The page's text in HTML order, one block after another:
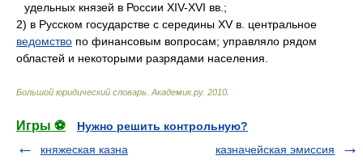
удельных князей в России XIV-XVI вв.;
2) в Русском государстве с середины XV в. центральное
ведомство по финансовым вопросам; управляло рядом
областей и некоторыми разрядами населения.
Большой юридический словарь Академик.ру. 2010
Игры ⚽
Нужно решить контрольную?
княжеская казна
казначейская эмиссия